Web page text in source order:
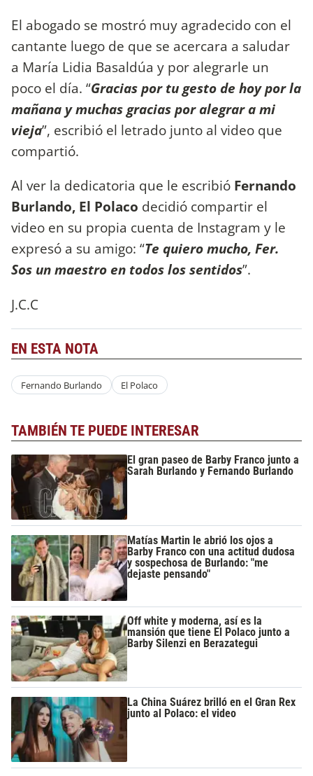
El abogado se mostró muy agradecido con el
cantante luego de que se acercara a saludar
a María Lidia Basaldúa y por alegrarle un
poco el día. “Gracias por tu gesto de hoy por la
mañana y muchas gracias por alegrar a mi
vieja”, escribió el letrado junto al video que
compartió.
Al ver la dedicatoria que le escribió Fernando
Burlando, El Polaco decidió compartir el
video en su propia cuenta de Instagram y le
expresó a su amigo: “Te quiero mucho, Fer.
Sos un maestro en todos los sentidos”.
J.C.C
EN ESTA NOTA
Fernando Burlando El Polaco
TAMBIÉN TE PUEDE INTERESAR
El gran paseo de Barby Franco junto a
Sarah Burlando y Fernando Burlando
Matías Martin le abrió los ojos a
Barby Franco con una actitud dudosa
y sospechosa de Burlando: "me
dejaste pensando"
Off white y moderna, así es la
mansión que tiene El Polaco junto a
Barby Silenzi en Berazategui
La China Suárez brilló en el Gran Rex
junto al Polaco: el video